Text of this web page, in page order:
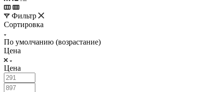
Фильтр
Сортировка
По умолчанию (возрастание)
Цена
Цена